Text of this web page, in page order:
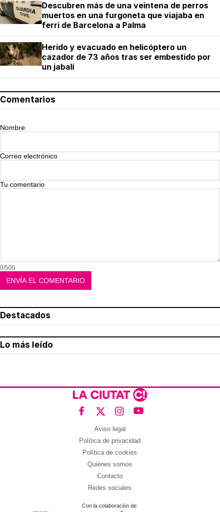
Descubren más de una veintena de perros
muertos en una furgoneta que viajaba en
ferri de Barcelona a Palma
Herido y evacuado en helicóptero un
cazador de 73 años tras ser embestido por
un jabalí
Comentarios
Nombre
Correo electrónico
Tu comentario
0/500
Destacados
Lo más leído
Aviso legal
Política de privacidad
Política de cookies
Quiénes somos
Contacto
Redes sociales
Con la colaboración de: